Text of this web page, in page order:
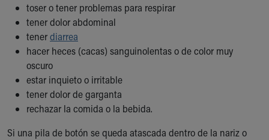
toser o tener problemas para respirar
tener dolor abdominal
tenerdiarrea
hacer heces (cacas) sanguinolentas o de color muy
oscuro
estar inquieto o irritable
tener dolor de garganta
rechazar la comida o la bebida.
Si una pila de botón se queda atascada dentro de la nariz o